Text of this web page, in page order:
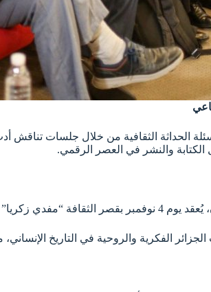
الحداثة الثقافية من خلال جلسات تناقش
والنشر في العصر الرقمي.
والباحثين الجزائريين والأجانب.
الجزائر الفكرية والروحية في التاريخ